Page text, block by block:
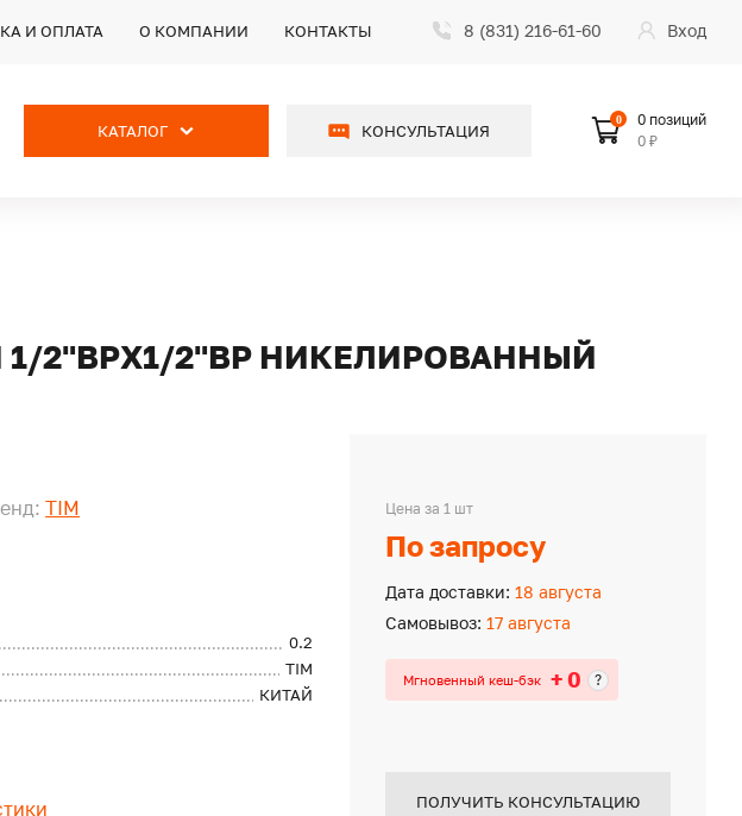
И ОПЛАТА О КОМПАНИИ КОНТАКТЫ 8 (831) 216-61-60 Вход
КАТАЛОГ КОНСУЛЬТАЦИЯ
0
0 позиций
0 ₽
2"ВРХ1/2"ВР НИКЕЛИРОВАННЫЙ
TIM
0.2
TIM
КИТАЙ
Цена за 1 шт
По запросу
Дата доставки: 18 августа
Самовывоз: 17 августа
Мгновенный кеш-бэк + 0 ?
ПОЛУЧИТЬ КОНСУЛЬТАЦИЮ